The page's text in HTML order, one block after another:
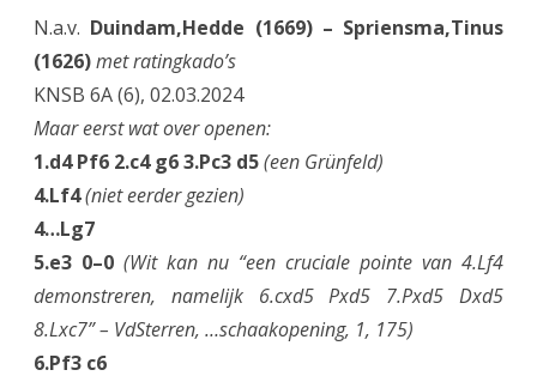
a
f
N.a.v. Duindam,Hedde (1669) – Spriensma,Tinus
(1626)met ratingkado’s
KNSB 6A (6), 02.03.2024
Maar eerst wat over openen:
1.d4 Pf6 2.c4 g6 3.Pc3 d5(een Grünfeld)
4.Lf4(niet eerder gezien)
4…Lg7
5.e3 0–0 (Wit kan nu “een cruciale pointe van 4.Lf4
demonstreren, namelijk 6.cxd5 Pxd5 7.Pxd5 Dxd5
8.Lxc7” – VdSterren, …schaakopening, 1, 175)
6.Pf3 c6